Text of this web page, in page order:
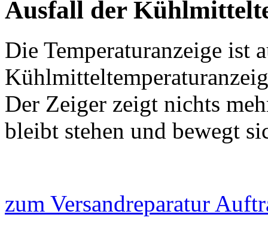
Ausfall der
Die Temperaturanzeige ist
Der Zeiger zeigt nichts
bleibt stehen und bewegt
zum Versandreparatur